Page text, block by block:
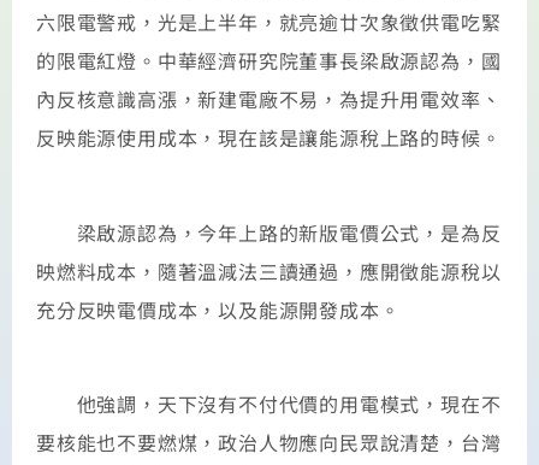
六限電警戒，光是上半年，就亮逾廿次象徵供電吃緊
的限電紅燈。中華經濟研究院董事長梁啟源認為，國
內反核意識高漲，新建電廠不易，為提升用電效率、
反映能源使用成本，現在該是讓能源稅上路的時候。
梁啟源認為，今年上路的新版電價公式，是為反
映燃料成本，隨著溫減法三讀通過，應開徵能源稅以
充分反映電價成本，以及能源開發成本。
他強調，天下沒有不付代價的用電模式，現在不
要核能也不要燃煤，政治人物應向民眾說清楚，台灣